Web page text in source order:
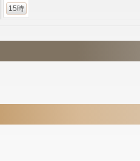
15時